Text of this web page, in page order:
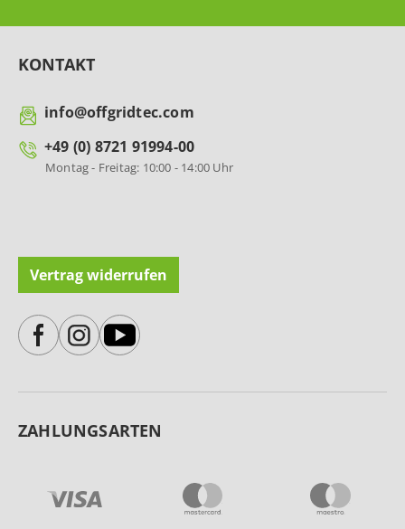
KONTAKT
info@offgridtec.com
+49 (0) 8721 91994-00
Montag - Freitag: 10:00 - 14:00 Uhr
Vertrag widerrufen
ZAHLUNGSARTEN